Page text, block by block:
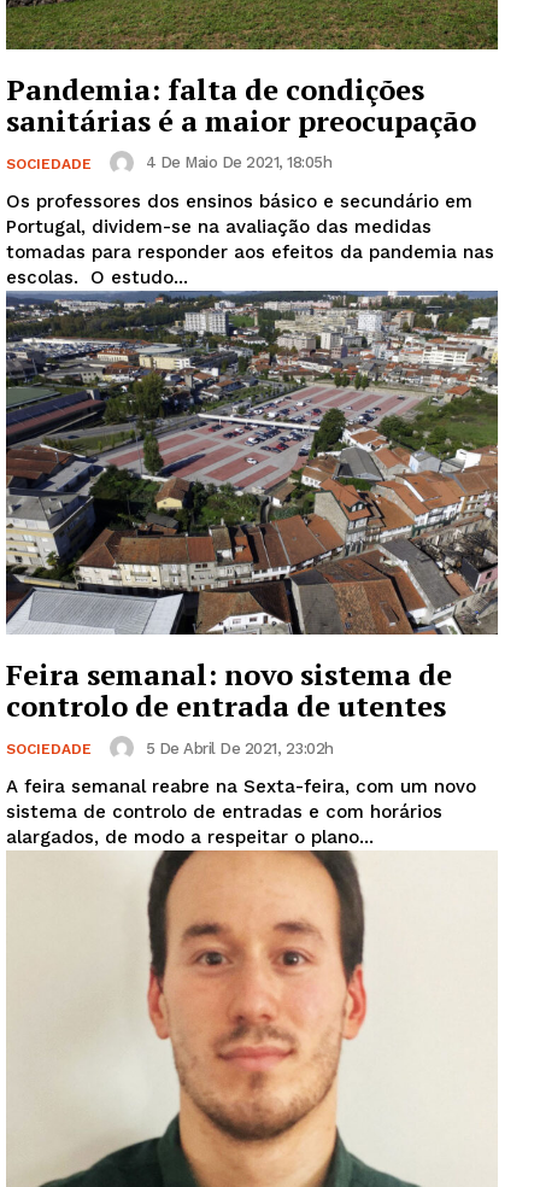
Guimarães, agora!
Pandemia: falta de condições
sanitárias é a maior preocupação
SOCIEDADE 4 De Maio De 2021, 18:05h
Os professores dos ensinos básico e secundário em
Portugal, dividem-se na avaliação das medidas
tomadas para responder aos efeitos da pandemia nas
escolas. O estudo...
Feira semanal: novo sistema de
controlo de entrada de utentes
SOCIEDADE 5 De Abril De 2021, 23:02h
A feira semanal reabre na Sexta-feira, com um novo
sistema de controlo de entradas e com horários
alargados, de modo a respeitar o plano...